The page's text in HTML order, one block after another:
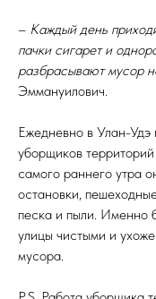
– Каждый день
пачки сигарет и
разбрасывают мусор
Эммануилович.
Ежедневно в Улан-
уборщиков
самого раннего утра
остановки,
песка и пыли. Именно
улицы чистыми и
мусора.